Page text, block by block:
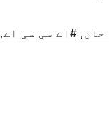
خان, #اے سی سی اے,